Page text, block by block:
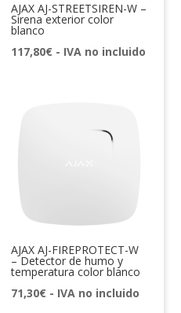
AJAX AJ-STREETSIREN-W –
Sirena exterior color
blanco
117,80€ - IVA no incluido
AJAX AJ-FIREPROTECT-W
– Detector de humo y
temperatura color blanco
71,30€ - IVA no incluido